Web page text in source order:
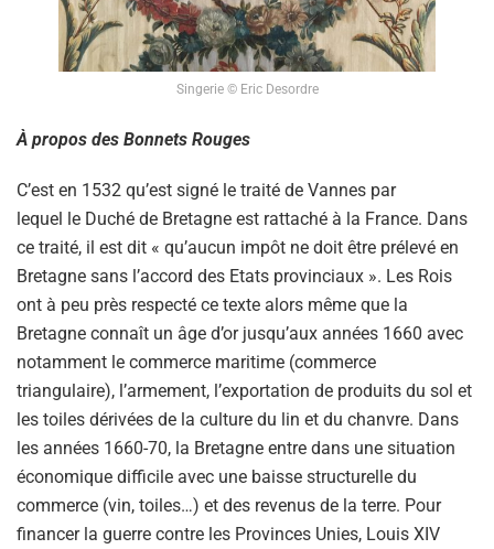
Singerie © Eric Desordre
À propos des Bonnets Rouges
C’est en 1532 qu’est signé le traité de Vannes par
lequel le Duché de Bretagne est rattaché à la France. Dans
ce traité, il est dit « qu’aucun impôt ne doit être prélevé en
Bretagne sans l’accord des Etats provinciaux ». Les Rois
ont à peu près respecté ce texte alors même que la
Bretagne connaît un âge d’or jusqu’aux années 1660 avec
notamment le commerce maritime (commerce
triangulaire), l’armement, l’exportation de produits du sol et
les toiles dérivées de la culture du lin et du chanvre. Dans
les années 1660-70, la Bretagne entre dans une situation
économique difficile avec une baisse structurelle du
commerce (vin, toiles…) et des revenus de la terre. Pour
financer la guerre contre les Provinces Unies, Louis XIV